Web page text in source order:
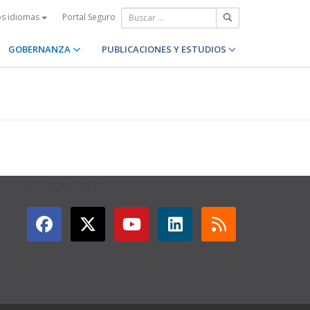
idiomas Portal Seguro
GOBERNANZA PUBLICACIONES Y ESTUDIOS